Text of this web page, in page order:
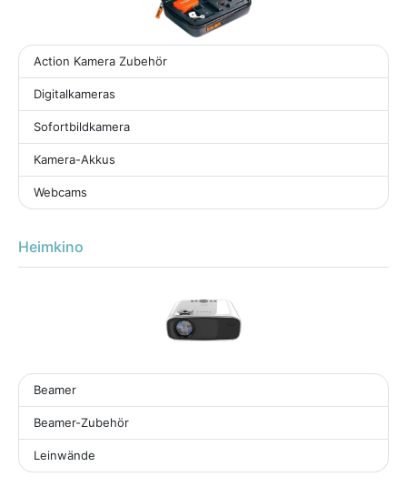
Action Kamera Zubehör
Digitalkameras
Sofortbildkamera
Kamera-Akkus
Webcams
Heimkino
Beamer
Beamer-Zubehör
Leinwände